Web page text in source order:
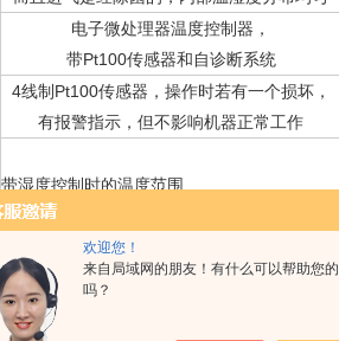
欢迎您！
来自局域网的朋友！有什么可以帮助您的
吗？
电子微处理器温度控制器，
带Pt100传感器和自诊断系统
4线制Pt100传感器，操作时若有一个损坏，
有报警指示，但不影响机器正常工作
带湿度控制时的温度范围
不带湿度控制时的温度范围
灭菌时温度在+160℃